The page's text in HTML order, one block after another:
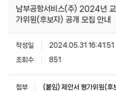
남부공항서비스(주) 2024년
가위원(후보자) 공개 모집 안내
작성일 2024.05.31 16:41:51
조회수 851
첨부 (붙임) 제안서 평가위원(